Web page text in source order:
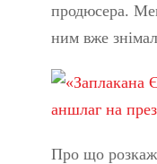
продюсера.
ним вже
Про що